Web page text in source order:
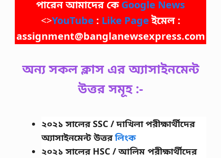
পারেন আমাদের কেGoogle News
<>YouTube : Like Pageইমেল :
assignment@banglanewsexpress.com
অন্য সকল ক্লাস এর অ্যাসাইনমেন্ট
উত্তর সমূহ :-
২০২১ সালের SSC / দাখিলাপরীক্ষার্থীদের
অ্যাসাইনমেন্ট উত্তরলিংক
২০২১ সালের HSC / আলিম পরীক্ষার্থীদের